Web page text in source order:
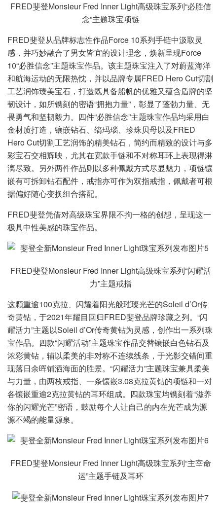
FRED斐登Monsieur Fred Inner Light高级珠宝系列“必胜信
念”主题珠宝项链
FRED斐登从品牌标志性作品Force 10系列手链中汲取灵
感，并巧妙融合了男女皆宜的设计理念，焕新呈现Force
10“必胜信念”主题珠宝作品。该主题珠宝注入了对蔚蓝海洋
和航海运动的无限热忱，并以品牌专属FRED Hero Cut切割
工艺润饰臻美宝石，打造既具备船帆的优雅又蕴含盾牌的坚
韧设计，如所镌刻的密语“拥抱力量”，彰显了蓬勃力量、无
畏勇气和坚韧毅力。四件“必胜信念”主题珠宝作品均采用白
金材质打造，镶嵌钻石、缟玛瑙、珍珠贝母以及FRED
Hero Cut切割工艺润饰的精美钻石，简约而精致的设计与多
彩宝石交相辉映，尤其在宽款手链和不对称耳环上表现得淋
漓尽致。另外两件作品则以多种佩戴方式尽显魅力，项链镶
嵌有可拆卸钻石配件，戒指亦可作为双指戒指，佩戴者可根
据偏好随心变换组合搭配。
FRED斐登凭借对高级珠宝界限不拘一格的创想，呈现这一
极具中性美感的珠宝作品。
FRED斐登Monsieur Fred Inner Light高级珠宝系列“闪耀活
力”主题戒指
这颗重逾100克拉、闪耀着阳光般璀璨光芒的Soleil d’Or传
奇黄钻，于2021年耀目回归FRED斐登品牌珍藏之列。“闪
耀活力”主题以Soleil d’Or传奇黄钻为灵感，创作出一系列珠
宝作品。四款“闪耀活动”主题珠宝作品交替镶嵌白色钻石及
浓彩黄钻，辅以柔美的非对称不连续线条，于光影交错间重
现落日余晖铺洒海面的胜景。“闪耀活力”主题珠宝兼具柔美
与力量，由两枚戒指、一条镶嵌3.08克拉黄钻的项链和一对
各镶嵌重逾2克拉黄钻的耳环组成。四款珠宝均镌刻着“滋养
你的闪耀光芒”密语，鼓励每个人让自己的内在光芒成为源
源不竭的能量源泉。
FRED斐登Monsieur Fred Inner Light高级珠宝系列“主宰命
运”主题手链及耳环